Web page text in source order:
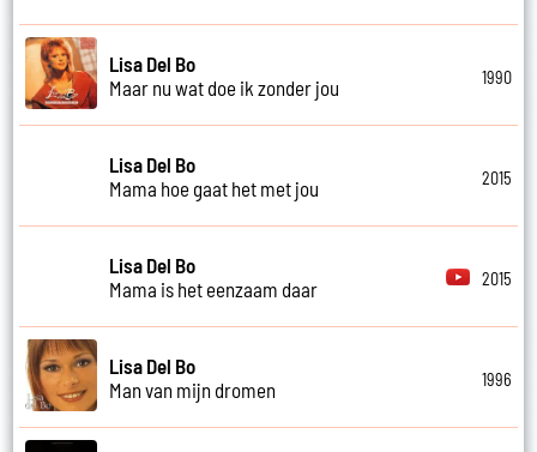
Lisa Del Bo
Maar nu wat doe ik zonder jou
1990
Lisa Del Bo
Mama hoe gaat het met jou
2015
Lisa Del Bo
Mama is het eenzaam daar
2015
Lisa Del Bo
Man van mijn dromen
1996